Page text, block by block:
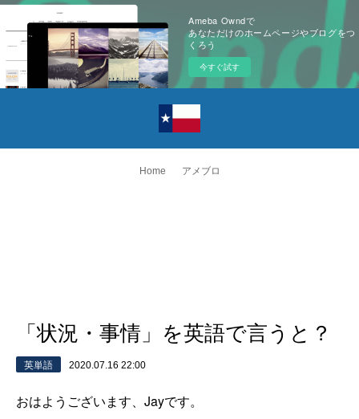
Ameba Owndで
あなただけのホームページやブログをつ
くろう
今すぐ試す
Home アメブロ
「状況・事情」を英語で言うと？
英単語 2020.07.16 22:00
おはようございます、Jayです。